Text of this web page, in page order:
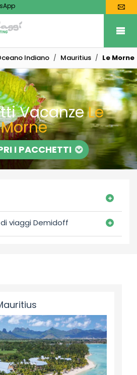
Indiano Mauritius Le Morne
VacanzeLe
Morne
I PACCHETTI
viaggi Demidoff